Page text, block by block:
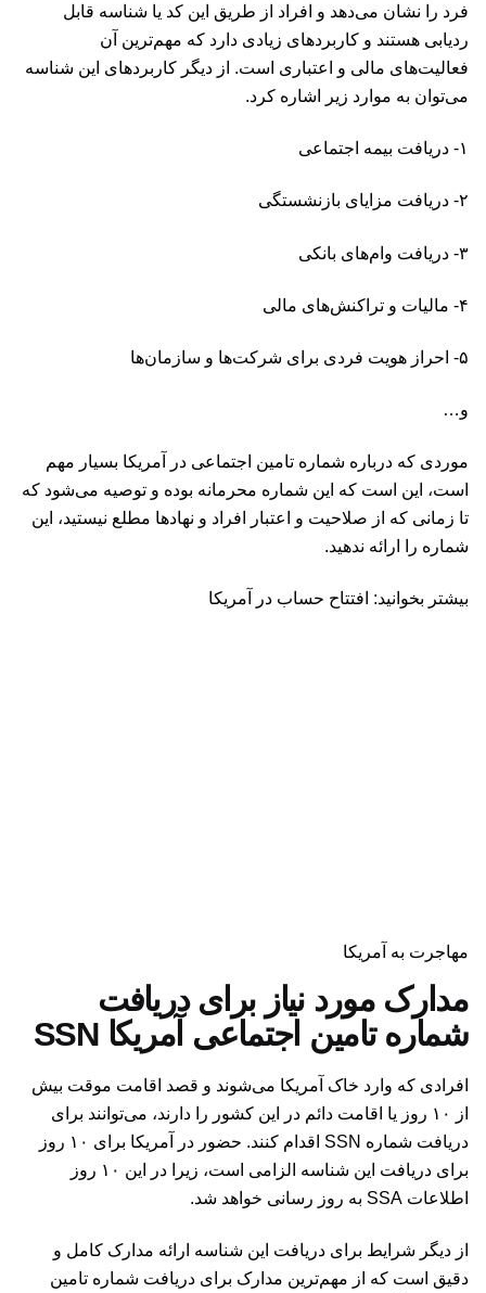
فرد را نشان می‌دهد و افراد از طریق این کد یا شناسه قابل
ردیابی هستند و کاربردهای زیادی دارد که مهم‌ترین آن
فعالیت‌های مالی و اعتباری است. از دیگر کاربردهای این شناسه
می‌توان به موارد زیر اشاره کرد.
و…
موردی که درباره شماره تامین اجتماعی در آمریکا بسیار مهم
است، این است که این شماره محرمانه بوده و توصیه می‌شود که
تا زمانی که از صلاحیت و اعتبار افراد و نهادها مطلع نیستید، این
شماره را ارائه ندهید.
بیشتر بخوانید: افتتاح حساب در آمریکا
مهاجرت به آمریکا
مدارک مورد نیاز برای دریافت
شماره تامین اجتماعی آمریکا SSN
افرادی که وارد خاک آمریکا می‌شوند و قصد اقامت موقت بیش
از ۱۰ روز یا اقامت دائم در این کشور را دارند، می‌توانند برای
دریافت شماره SSN اقدام کنند. حضور در آمریکا برای ۱۰ روز
برای دریافت این شناسه الزامی است، زیرا در این ۱۰ روز
اطلاعات SSA به روز رسانی خواهد شد.
از دیگر شرایط برای دریافت این شناسه ارائه مدارک کامل و
دقیق است که از مهم‌ترین مدارک برای دریافت شماره تامین